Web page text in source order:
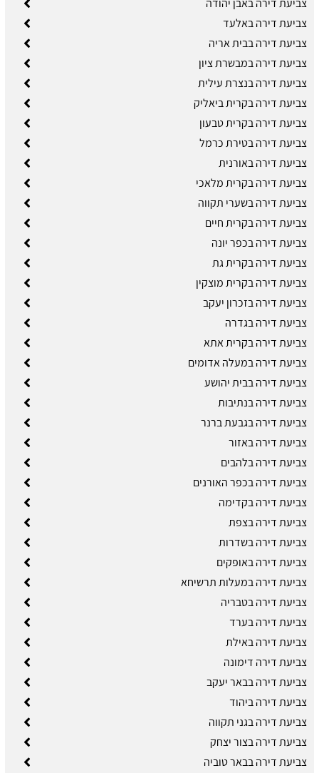
צביעת דירה באבן יהודה
צביעת דירה באלעד
צביעת דירה בבית אריה
צביעת דירה במבשרת ציון
צביעת דירה בנצרת עילית
צביעת דירה בקרית ביאליק
צביעת דירה בקרית טבעון
צביעת דירה בטירת כרמל
צביעת דירה באורנית
צביעת דירה בקרית מלאכי
צביעת דירה בשערי תקווה
צביעת דירה בקרית חיים
צביעת דירה בכפר יונה
צביעת דירה בקרית גת
צביעת דירה בקרית מוצקין
צביעת דירה בזכרון יעקב
צביעת דירה בגדרה
צביעת דירה בקרית אתא
צביעת דירה במעלה אדומים
צביעת דירה בבית יהושע
צביעת דירה בנתיבות
צביעת דירה בגבעת ברנר
צביעת דירה באזור
צביעת דירה בלהבים
צביעת דירה בכפר האורנים
צביעת דירה בקדימה
צביעת דירה בצפת
צביעת דירה בשדרות
צביעת דירה באופקים
צביעת דירה במעלות תרשיחא
צביעת דירה בטבריה
צביעת דירה בערד
צביעת דירה באילת
צביעת דירה דימונה
צביעת דירה בבאר יעקב
צביעת דירה ביהוד
צביעת דירה בגני תקווה
צביעת דירה בצור יצחק
צביעת דירה בבאר טוביה